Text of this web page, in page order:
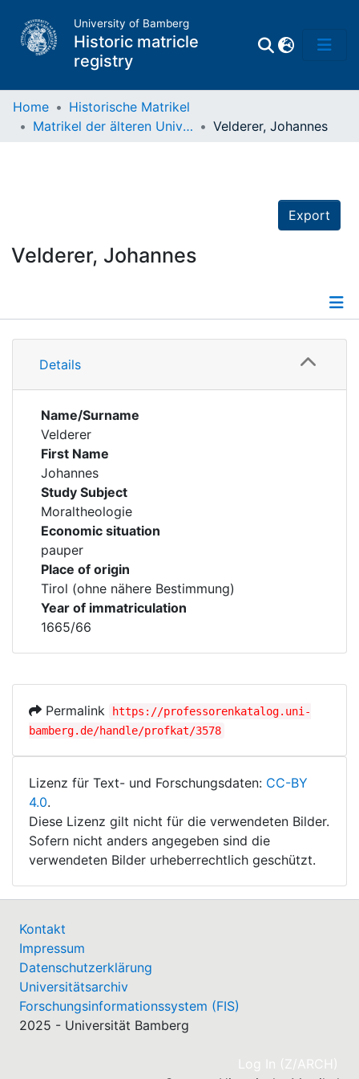
University of Bamberg
Historic matricle
registry
Home
Historische Matrikel
Matrikel der älteren Universität
Velderer, Johannes
Export
Velderer, Johannes
Details
Details
Name/Surname
Velderer
First Name
Johannes
Study Subject
Moraltheologie
Economic situation
pauper
Place of origin
Tirol (ohne nähere Bestimmung)
Year of immatriculation
1665/66
Permalink
https://professorenkatalog.uni-
bamberg.de/handle/profkat/3578
Lizenz für Text- und Forschungsdaten: CC-BY
4.0.
Diese Lizenz gilt nicht für die verwendeten Bilder.
Sofern nicht anders angegeben sind die
verwendeten Bilder urheberrechtlich geschützt.
Kontakt
Impressum
Datenschutzerklärung
Universitätsarchiv
Forschungsinformationssystem (FIS)
2025 - Universität Bamberg
Log In (Z/ARCH)